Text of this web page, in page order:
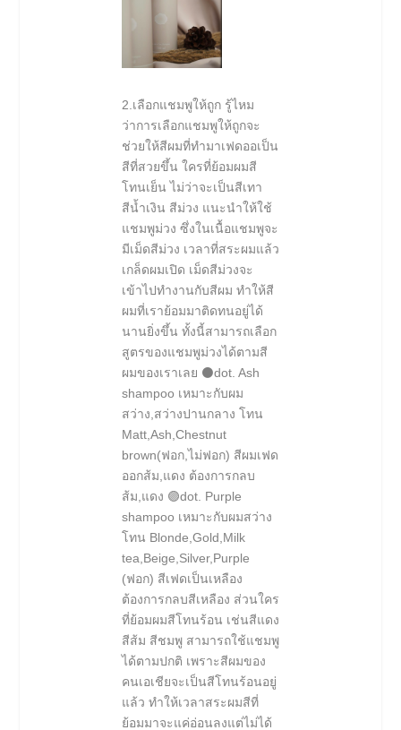
2.เลือกแชมพูให้ถูก รู้ไหม
ว่าการเลือกแชมพูให้ถูกจะ
ช่วยให้สีผมที่ทำมาเฟดออเป็น
สีที่สวยขึ้น ใครที่ย้อมผมสี
โทนเย็น ไม่ว่าจะเป็นสีเทา
สีน้ำเงิน สีม่วง แนะนำให้ใช้
แชมพูม่วง ซึ่งในเนื้อแชมพูจะ
มีเม็ดสีม่วง เวลาที่สระผมแล้ว
เกล็ดผมเปิด เม็ดสีม่วงจะ
เข้าไปทำงานกับสีผม ทำให้สี
ผมที่เราย้อมมาติดทนอยู่ได้
นานยิ่งขึ้น ทั้งนี้สามารถเลือก
สูตรของแชมพูม่วงได้ตามสี
ผมของเราเลย ⚫️dot. Ash
shampoo เหมาะกับผม
สว่าง,สว่างปานกลาง โทน
Matt,Ash,Chestnut
brown(ฟอก,ไม่ฟอก) สีผมเฟด
ออกส้ม,แดง ต้องการกลบ
ส้ม,แดง 🟣dot. Purple
shampoo เหมาะกับผมสว่าง
โทน Blonde,Gold,Milk
tea,Beige,Silver,Purple
(ฟอก) สีเฟดเป็นเหลือง
ต้องการกลบสีเหลือง ส่วนใคร
ที่ย้อมผมสีโทนร้อน เช่นสีแดง
สีส้ม สีชมพู สามารถใช้แชมพู
ได้ตามปกติ เพราะสีผมของ
คนเอเชียจะเป็นสีโทนร้อนอยู่
แล้ว ทำให้เวลาสระผมสีที่
ย้อมมาจะแค่อ่อนลงแต่ไม่ได้